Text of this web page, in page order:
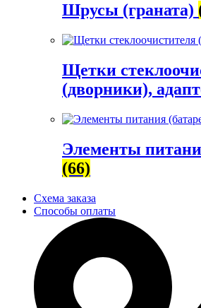
Шрусы (граната)
Щетки
(дворники),
Элементы
(66)
Схема заказа
Способы оплаты